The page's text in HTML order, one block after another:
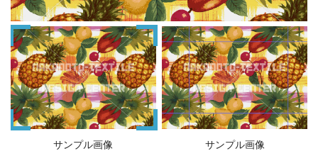
サンプル画像
サンプル画像